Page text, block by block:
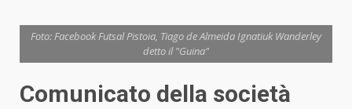
Foto: Facebook Futsal Pistoia, Tiago de Almeida Ignatiuk Wanderley
detto il "Guina"
Comunicato della società